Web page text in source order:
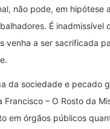
não pode, em hipótese
É inadmissível
venha a ser sacrificada
da sociedade e pecado
Francisco – O Rosto da
em órgãos públicos